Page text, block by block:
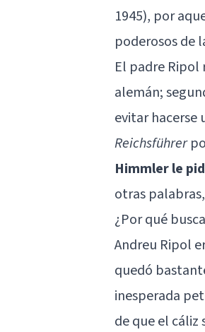
1945), por
poderosos de
El padre
alemán;
evitar hacerse
Reichsführer
Himmler le
otras
¿Por qué
Andreu Ripol
quedó
inesperada
de que el